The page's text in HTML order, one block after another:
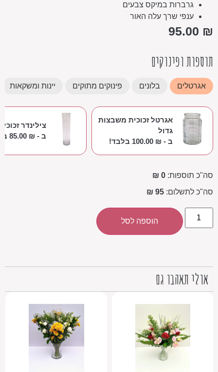
גרברות במיקס צבעים
ענפי שרך עלה האור
95.00 ₪
תוספות ופינוקים
אגרטלים בלונים פינוקים מתוקים יינות ומשקאות
אגרטל זכוכית משבצות
גדול
ב -
100.00 ₪ בלבד!
צילינדר
ב -
85.00 ₪
סה"כ תוספות: 0 ₪
סה"כ לתשלום: 95 ₪
הוספה לסל
אולי תאהבו גם